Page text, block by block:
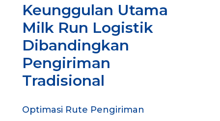
Keunggulan Utama
Milk Run Logistik
Dibandingkan
Pengiriman
Tradisional
Optimasi Rute Pengiriman